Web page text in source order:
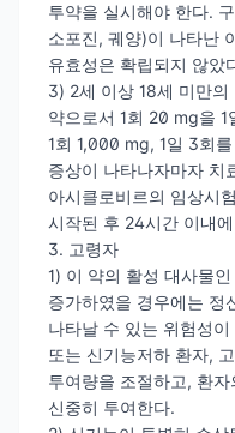
투약을 실시해야 한다.
소포진, 궤양)이 나타난
유효성은 확립되지 않았
3) 2세 이상 18세 미만
약으로서 1회 20 mg을
1회 1,000 mg, 1일 3회
증상이 나타나자마자 치
아시클로비르의 임상시
시작된 후 24시간 이내
3. 고령자
1) 이 약의 활성 대사물
증가하였을 경우에는 정
나타날 수 있는 위험성
또는 신기능저하 환자,
투여량을 조절하고, 환
신중히 투여한다.